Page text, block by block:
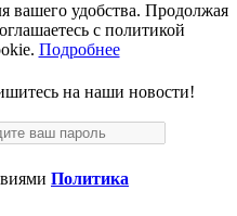
вашего удобства. Продолжая
с политикой
Подробнее
на наши новости!
Политика